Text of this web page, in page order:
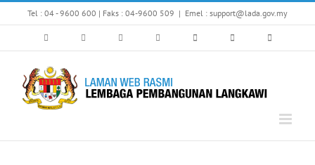
to
Tel : 04 - 9600 600 | Faks : 04-9600 509 | Emel : support@lada.gov.my